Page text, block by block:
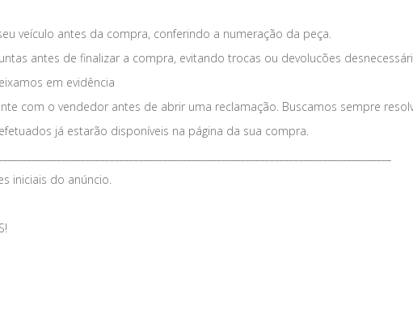
veículo antes da compra, conferindo a numeração da peça.
antes de finalizar a compra, evitando trocas ou devolucões
em evidência
com o vendedor antes de abrir uma reclamação. Buscamos sempre
já estarão disponíveis na página da sua compra.
iniciais do anúncio.